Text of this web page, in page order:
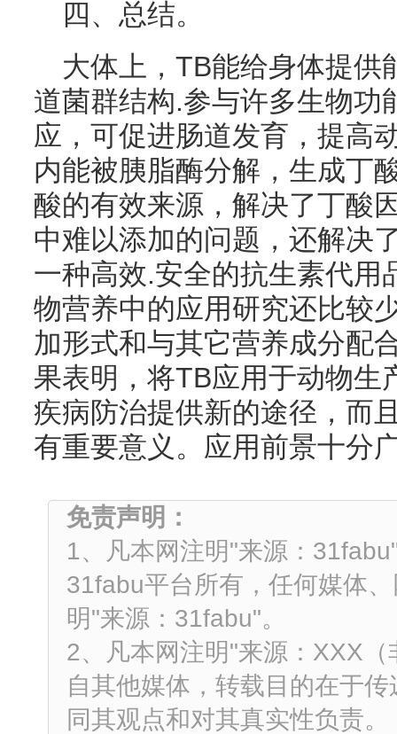
四、总结。
大体上，TB能给身体提供
道菌群结构.参与许多生物功
应，可促进肠道发育，提高
内能被胰脂酶分解，生成丁
酸的有效来源，解决了丁酸
中难以添加的问题，还解决
一种高效.安全的抗生素代用
物营养中的应用研究还比较
加形式和与其它营养成分配
果表明，将TB应用于动物生
疾病防治提供新的途径，而
有重要意义。应用前景十分
免责声明：
1、凡本网注明"来源：
31fabu平台所有，任何媒体
明"来源：31fabu"。
2、凡本网注明"来源：XXX
自其他媒体，转载目的在于
同其观点和对其真实性负责。